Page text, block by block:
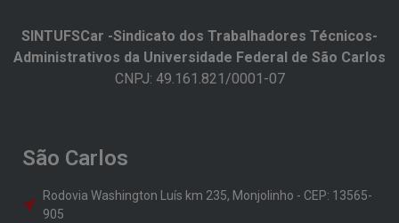
SINTUFSCar -Sindicato dos Trabalhadores Técnicos-
Administrativos da Universidade Federal de São Carlos​
CNPJ: 49.161.821/0001-07
São Carlos
Rodovia Washington Luís km 235, Monjolinho - CEP: 13565-
905